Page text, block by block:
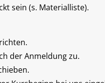
sein (s. Materialliste).
der Anmeldung zu.